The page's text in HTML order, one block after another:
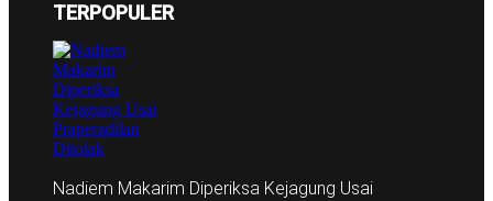
TERPOPULER
Nadiem Makarim Diperiksa Kejagung Usai